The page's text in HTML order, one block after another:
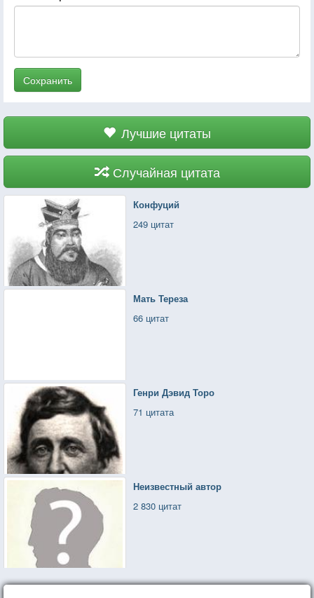
Сохранить
Лучшие цитаты
Случайная цитата
Конфуций
249 цитат
Мать Тереза
66 цитат
Генри Дэвид Торо
71 цитата
Неизвестный автор
2 830 цитат